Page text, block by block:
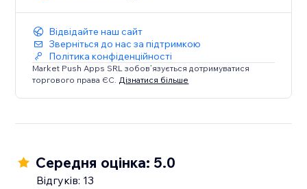
Відвідайте наш сайт
Зверніться до нас за підтримкою
Політика конфіденційності
Market Push Apps SRL зобов’язується дотримуватися
торгового права ЄС. Дізнатися більше
Середня оцінка: 5.0
Відгуків: 13